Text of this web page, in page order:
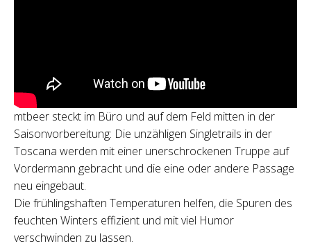
mtbeer steckt im Büro und auf dem Feld mitten in der
Saisonvorbereitung: Die unzähligen Singletrails in der
Toscana werden mit einer unerschrockenen Truppe auf
Vordermann gebracht und die eine oder andere Passage
neu eingebaut.
Die frühlingshaften Temperaturen helfen, die Spuren des
feuchten Winters effizient und mit viel Humor
verschwinden zu lassen.